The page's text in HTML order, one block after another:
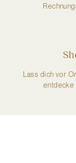
Lass dich vor
entdecke